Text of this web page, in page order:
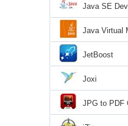
Java SE
Java Virtual
JetBoost
Joxi
JPG to PDF